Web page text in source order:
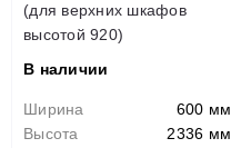
(для верхних шкафов
высотой 920)
В наличии
Ширина
600 мм
Высота
2336 мм